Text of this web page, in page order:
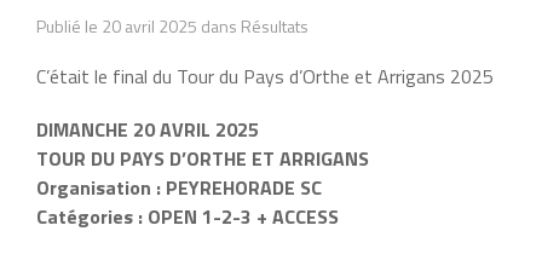
Publié le 20 avril 2025 dans Résultats
C’était le final du Tour du Pays d’Orthe et Arrigans 2025
DIMANCHE 20 AVRIL 2025
TOUR DU PAYS D’ORTHE ET ARRIGANS
Organisation : PEYREHORADE SC
Catégories : OPEN 1-2-3 + ACCESS